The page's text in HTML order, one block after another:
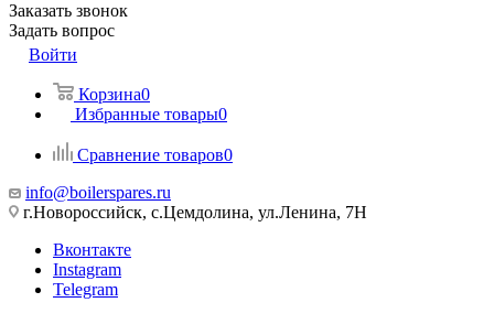
Заказать звонок
Задать вопрос
Войти
Корзина0
Избранные товары0
Сравнение товаров0
info@boilerspares.ru
г.Новороссийск, с.Цемдолина, ул.Ленина, 7Н
Вконтакте
Instagram
Telegram